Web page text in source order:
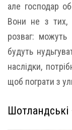
але господар
Вони не з тих,
розваг:
будуть
наслідки,
щоб пограти з
Шотландські